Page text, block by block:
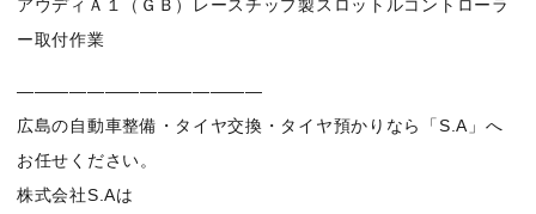
アウディＡ１（ＧＢ）レースチップ製スロットルコントローラ
ー取付作業
——————————————
広島の自動車整備・タイヤ交換・タイヤ預かりなら「S.A」へ
お任せください。
株式会社S.Aは